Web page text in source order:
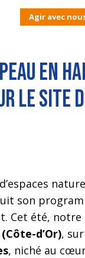
Agir avec
en
le site
son
Cet été,
d’Or),
, niché au